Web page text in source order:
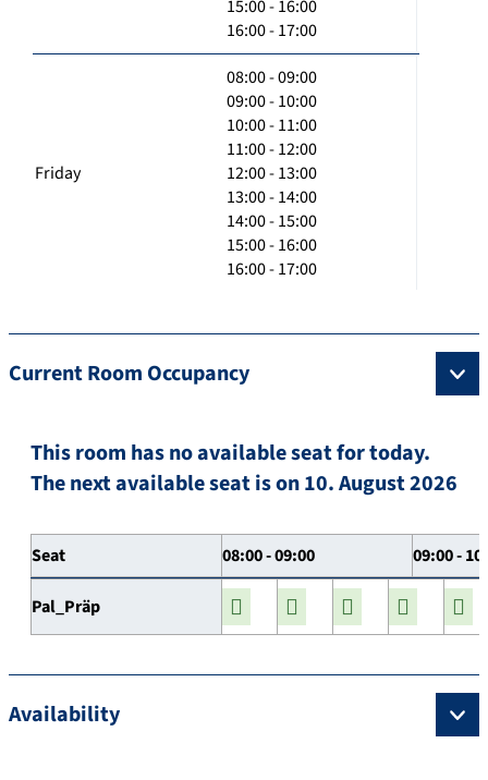
15:00 - 16:00
16:00 - 17:00
Friday
08:00 - 09:00
09:00 - 10:00
10:00 - 11:00
11:00 - 12:00
12:00 - 13:00
13:00 - 14:00
14:00 - 15:00
15:00 - 16:00
16:00 - 17:00
Current Room Occupancy
This room has no available seat for today.
The next available seat is on 10. August 2026
Seat 08:00 - 09:00 09:00 -
Pal_Präp
Availability